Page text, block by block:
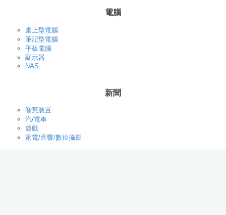
電腦
桌上型電腦
筆記型電腦
平板電腦
顯示器
NAS
新聞
智慧裝置
汽/電車
遊戲
家電/音響/數位攝影